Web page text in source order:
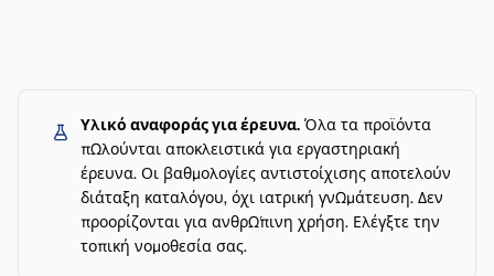
Υλικό αναφοράς για έρευνα. Όλα τα προϊόντα
πωλούνται αποκλειστικά για εργαστηριακή
έρευνα. Οι βαθμολογίες αντιστοίχισης αποτελούν
διάταξη καταλόγου, όχι ιατρική γνωμάτευση. Δεν
προορίζονται για ανθρώπινη χρήση. Ελέγξτε την
τοπική νομοθεσία σας.